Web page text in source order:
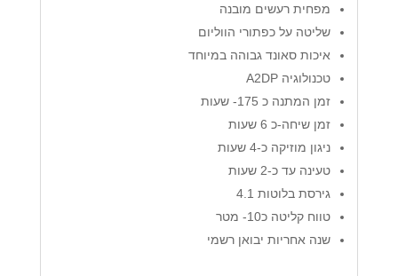
מפחית רעשים מובנה
שליטה על כפתורי הווליום
איכות סאונד גבוהה במיוחד
טכנולוגיה A2DP
זמן המתנה כ 175- שעות
זמן שיחה-כ 6 שעות
ניגון מוזיקה כ-4 שעות
טעינה עד כ-2 שעות
גירסת בלוטות 4.1
טווח קליטה כ10- מטר
שנה אחריות יבואן רשמי